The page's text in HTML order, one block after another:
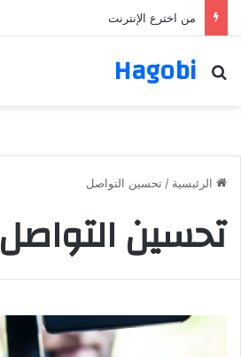
من اخترع الإنترنت
Hagobi
بحث عن
الرئيسية / تحسين التواصل
تحسين التواصل